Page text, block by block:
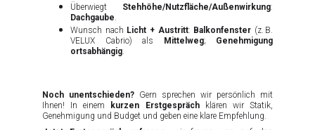
Überwiegt Stehhöhe/Nutzfläche/Außenwirkung:
Dachgaube.
Wunsch nach Licht + Austritt: Balkonfenster (z. B.
VELUX Cabrio) als
Mittelweg; Genehmigung
ortsabhängig.
Noch unentschieden? Gern sprechen wir persönlich mit
Ihnen! In einem
kurzen Erstgesprächklären wir Statik,
Genehmigung und Budget und geben eine klare Empfehlung.